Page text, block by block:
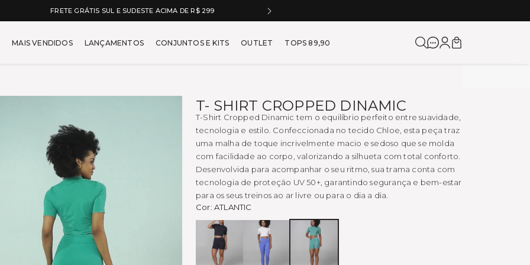
5% OFF NO À VISTA NO PIX
- Moda Fitness Feminina para Corrida e Academia
MAIS VENDIDOS LANÇAMENTOS CONJUNTOS E KITS OUTLET TOPS 89,90
T- SHIRT CROPPED DINAMIC
T-Shirt Cropped Dinamic tem o equilíbrio perfeito entre suavidade,
tecnologia e estilo. Confeccionada no tecido Chloe, esta peça traz
uma malha de toque incrivelmente macio e sedoso que se molda
com facilidade ao corpo, valorizando a silhueta com total conforto.
Desenvolvida para acompanhar o seu ritmo, sua trama conta com
tecnologia de proteção UV 50+, garantindo segurança e bem-estar
para os seus treinos ao ar livre ou para o dia a dia.
Cor: ATLANTIC
Preto
SOFT
PINK
ATLANTIC